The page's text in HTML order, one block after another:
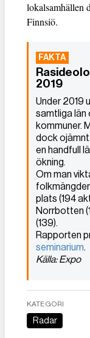
lokalsamhällen
Finnsiö.
2019
Under 2019
samtliga län
kommuner.
dock
en handfull
ökning.
Om man
plats (194
Norrbotten
(139).
Rapporten
seminarium.
Källa: Expo
KATEGORI
Radar